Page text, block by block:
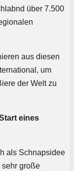
über 7.500
aus diesen
um
der Welt zu
eines
als Schnapsidee
sehr große